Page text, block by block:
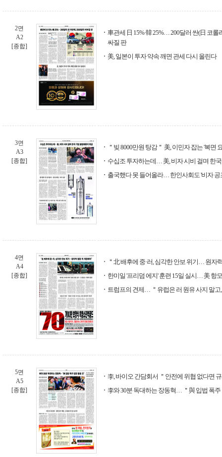
2면
A2
[종합]
車관세 日 15%·韓 25%… 200달러 싼(日 코롤
싸질 판
美, 일본이 투자 약속 깨면 관세 다시 올린다
3면
A3
[종합]
＂빚 8000만원 탕감＂ 美, 이민자 잡는 '복면
수십조 투자하는데… 美, 비자 시비 걸며 한
출국했다 못 들어올라… 한인사회도 '비자 공
4면
A4
[종합]
＂北 배후에 중·러, 심각한 안보 위기… 원자
한미일 '프리덤 에지' 훈련 15일 실시… 美 항
트럼프의 견제… ＂유럽은 러 원유 사지 말고
5면
A5
[종합]
李, 바이오 간담회서 ＂안전에 위협 없다면
李와 30분 독대하는 장동혁… ＂與 입법 폭주